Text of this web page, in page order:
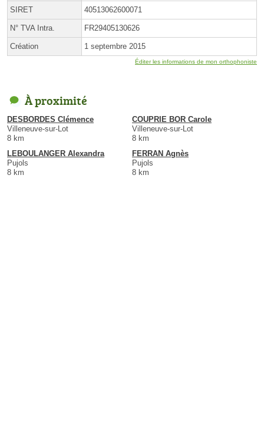
SIRET 40513062600071
N° TVA Intra. FR29405130626
Création 1 septembre 2015
Éditer les informations de mon orthophoniste
À proximité
DESBORDES Clémence
Villeneuve-sur-Lot
8 km
COUPRIE BOR Carole
Villeneuve-sur-Lot
8 km
LEBOULANGER Alexandra
Pujols
8 km
FERRAN Agnès
Pujols
8 km